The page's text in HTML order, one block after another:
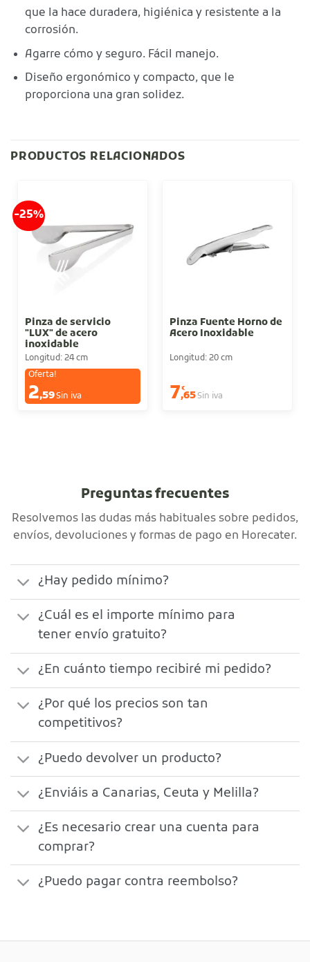
que la hace duradera, higiénica y resistente a la
corrosión.
Agarre cómo y seguro. Fácil manejo.
Diseño ergonómico y compacto, que le
proporciona una gran solidez.
PRODUCTOS RELACIONADOS
-25%
Pinza de servicio
"LUX" de acero
inoxidable
Longitud: 24 cm
Oferta!
2,59Sin iva
Pinza Fuente Horno de
Acero Inoxidable
Longitud: 20 cm
7€
,65Sin iva
Preguntas frecuentes
Resolvemos las dudas más habituales sobre pedidos,
envíos, devoluciones y formas de pago en Horecater.
¿Hay pedido mínimo?
¿Cuál es el importe mínimo para
tener envío gratuito?
¿En cuánto tiempo recibiré mi pedido?
¿Por qué los precios son tan
competitivos?
¿Puedo devolver un producto?
¿Enviáis a Canarias, Ceuta y Melilla?
¿Es necesario crear una cuenta para
comprar?
¿Puedo pagar contra reembolso?